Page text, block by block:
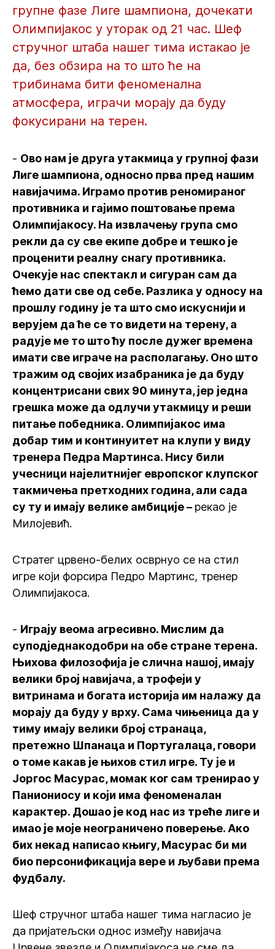
групне фазе Лиге шампиона, дочекати
Олимпијакос у уторак од 21 час. Шеф
стручног штаба нашег тима истакао је
да, без обзира на то што ће на
трибинама бити феноменална
атмосфера, играчи морају да буду
фокусирани на терен.
- Ово нам је друга утакмица у групној фази
Лиге шампиона, односно прва пред нашим
навијачима. Играмо против реномираног
противника и гајимо поштовање према
Олимпијакосу. На извлачењу група смо
рекли да су све екипе добре и тешко је
проценити реалну снагу противника.
Очекује нас спектакл и сигуран сам да
ћемо дати све од себе. Разлика у односу на
прошлу годину је та што смо искуснији и
верујем да ће се то видети на терену, а
радује ме то што ћу после дужег времена
имати све играче на располагању. Оно што
тражим од својих изабраника је да буду
концентрисани свих 90 минута, јер једна
грешка може да одлучи утакмицу и реши
питање победника. Олимпијакос има
добар тим и континуитет на клупи у виду
тренера Педра Мартинса. Нису били
учесници најелитнијег европског клупског
такмичења претходних година, али сада
су ту и имају велике амбиције – рекао је
Милојевић.
Стратег црвено-белих осврнуо се на стил
игре који форсира Педро Мартинс, тренер
Олимпијакоса.
- Играју веома агресивно. Мислим да
суподједнакодобри на обе стране терена.
Њихова филозофија је слична нашој, имају
велики број навијача, а трофеји у
витринама и богата историја им налажу да
морају да буду у врху. Сама чињеница да у
тиму имају велики број странаца,
претежно Шпанаца и Португалаца, говори
о томе какав је њихов стил игре. Ту је и
Јоргос Масурас, момак ког сам тренирао у
Паниониосу и који има феноменалан
карактер. Дошао је код нас из треће лиге и
имао је моје неограничено поверење. Ако
бих некад написао књигу, Масурас би ми
био персонификација вере и љубави према
фудбалу.
Шеф стручног штаба нашег тима нагласио је
да пријатељски однос између навијача